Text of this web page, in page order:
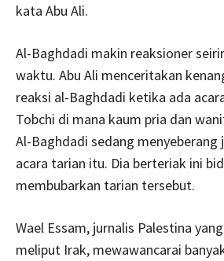
kata Abu Ali.
Al-Baghdadi makin reaksioner
waktu. Abu Ali menceritakan
reaksi al-Baghdadi ketika ada
Tobchi di mana kaum pria dan
Al-Baghdadi sedang menyeberang
acara tarian itu. Dia berteriak ini
membubarkan tarian tersebut.
Wael Essam, jurnalis Palestina
meliput Irak, mewawancarai